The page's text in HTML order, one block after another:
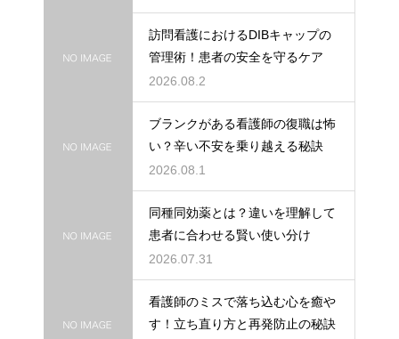
訪問看護におけるDIBキャップの
管理術！患者の安全を守るケア
2026.08.2
ブランクがある看護師の復職は怖
い？辛い不安を乗り越える秘訣
2026.08.1
同種同効薬とは？違いを理解して
患者に合わせる賢い使い分け
2026.07.31
看護師のミスで落ち込む心を癒や
す！立ち直り方と再発防止の秘訣